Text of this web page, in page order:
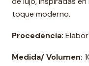
toque moderno.
Procedencia:
Medida/ Volumen: